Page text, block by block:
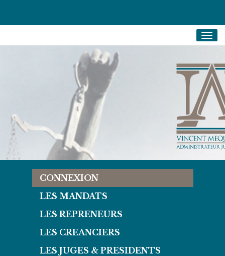
CONNEXION
LES MANDATS
LES REPRENEURS
LES CREANCIERS
LES JUGES & PRESIDENTS